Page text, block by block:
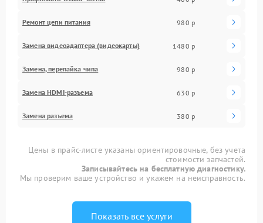
Ремонт цепи питания 980 р
Замена видеоадаптера (видеокарты) 1480 р
Замена, перепайка чипа 980 р
Замена HDMI-разъема 630 р
Замена разъема 380 р
Цены в прайс-листе указаны ориентировочные, без учета
стоимости запчастей.
Записывайтесь на бесплатную диагностику.
Мы проверим ваше устройство и укажем на неисправность.
Показать все услуги